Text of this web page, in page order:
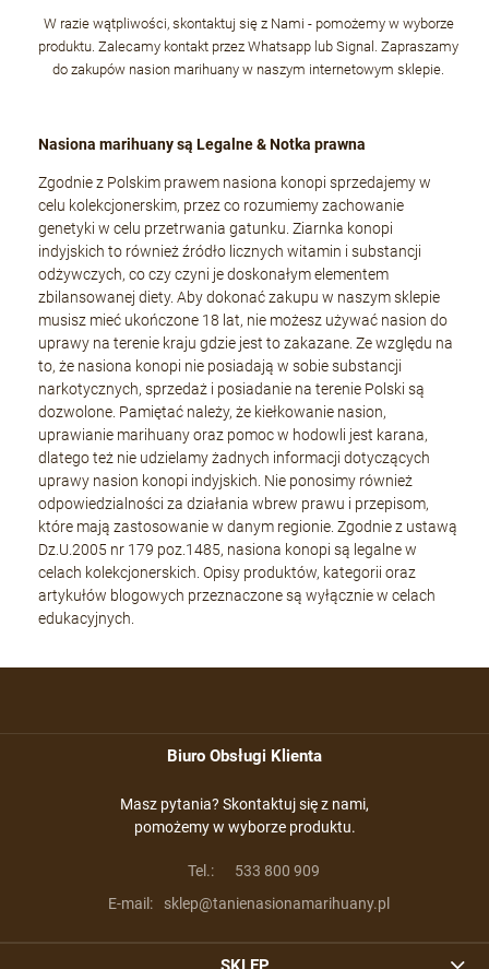
W razie wątpliwości, skontaktuj się z Nami - pomożemy w wyborze
produktu. Zalecamy kontakt przez Whatsapp lub Signal. Zapraszamy
do zakupów nasion marihuany w naszym internetowym sklepie.
Nasiona marihuany są Legalne & Notka prawna
Zgodnie z Polskim prawem nasiona konopi sprzedajemy w
celu kolekcjonerskim, przez co rozumiemy zachowanie
genetyki w celu przetrwania gatunku. Ziarnka konopi
indyjskich to również źródło licznych witamin i substancji
odżywczych, co czy czyni je doskonałym elementem
zbilansowanej diety. Aby dokonać zakupu w naszym sklepie
musisz mieć ukończone 18 lat, nie możesz używać nasion do
uprawy na terenie kraju gdzie jest to zakazane. Ze względu na
to, że nasiona konopi nie posiadają w sobie substancji
narkotycznych, sprzedaż i posiadanie na terenie Polski są
dozwolone. Pamiętać należy, że kiełkowanie nasion,
uprawianie marihuany oraz pomoc w hodowli jest karana,
dlatego też nie udzielamy żadnych informacji dotyczących
uprawy nasion konopi indyjskich. Nie ponosimy również
odpowiedzialności za działania wbrew prawu i przepisom,
które mają zastosowanie w danym regionie. Zgodnie z ustawą
Dz.U.2005 nr 179 poz.1485, nasiona konopi są legalne w
celach kolekcjonerskich. Opisy produktów, kategorii oraz
artykułów blogowych przeznaczone są wyłącznie w celach
edukacyjnych.
Biuro Obsługi Klienta
Masz pytania? Skontaktuj się z nami,
pomożemy w wyborze produktu.
Tel.:
533 800 909
E-mail:
sklep@tanienasionamarihuany.pl